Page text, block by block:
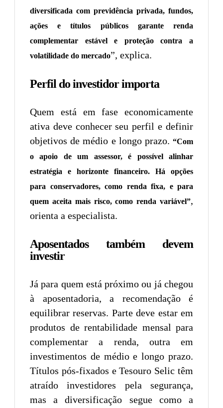
diversificada com previdência privada, fundos,
ações e títulos públicos garante renda
complementar estável e proteção contra a
volatilidade do mercado”, explica.
Perfil do investidor importa
Quem está em fase economicamente
ativa deve conhecer seu perfil e definir
objetivos de médio e longo prazo. “Com
o apoio de um assessor, é possível alinhar
estratégia e horizonte financeiro. Há opções
para conservadores, como renda fixa, e para
quem aceita mais risco, como renda variável”,
orienta a especialista.
Aposentados também devem
investir
Já para quem está próximo ou já chegou
à aposentadoria, a recomendação é
equilibrar reservas. Parte deve estar em
produtos de rentabilidade mensal para
complementar a renda, outra em
investimentos de médio e longo prazo.
Títulos pós-fixados e Tesouro Selic têm
atraído investidores pela segurança,
mas a diversificação segue como a